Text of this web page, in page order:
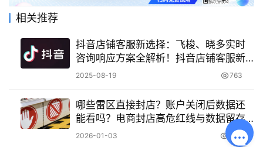
相关推荐
抖音店铺客服新选择：飞梭、晓多实时
咨询响应方案全解析！抖音店铺客服新
革命：飞梭与晓多智能响应方案，助您
2025-08-19 763
哪些雷区直接封店？账户关闭后数据还
能看吗？电商封店高危红线与数据留存
全指南！
2026-01-03 384